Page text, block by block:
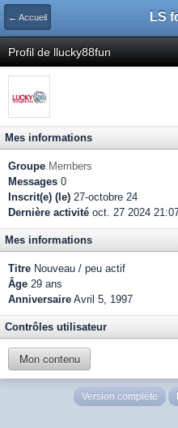
← Accueil LS
Profil de llucky88fun
Mes informations
Groupe Members
Messages 0
Inscrit(e) (le) 27-octobre 24
Dernière activité oct. 27 2024
Mes informations
Titre Nouveau / peu actif
Âge 29 ans
Anniversaire Avril 5, 1997
Contrôles utilisateur
Mon contenu
Version complète